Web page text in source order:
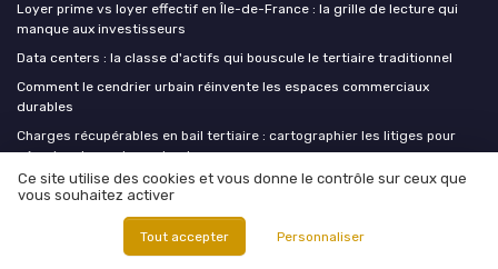
Loyer prime vs loyer effectif en Île-de-France : la grille de lecture qui
manque aux investisseurs
Data centers : la classe d'actifs qui bouscule le tertiaire traditionnel
Comment le cendrier urbain réinvente les espaces commerciaux
durables
Charges récupérables en bail tertiaire : cartographier les litiges pour
sécuriser le rendement net
Abri bus en bois : un levier de design durable pour le paysage urbain
Real Estate Insiders
Ce site utilise des cookies et vous donne le contrôle sur ceux que
vous souhaitez activer
Tout accepter Personnaliser